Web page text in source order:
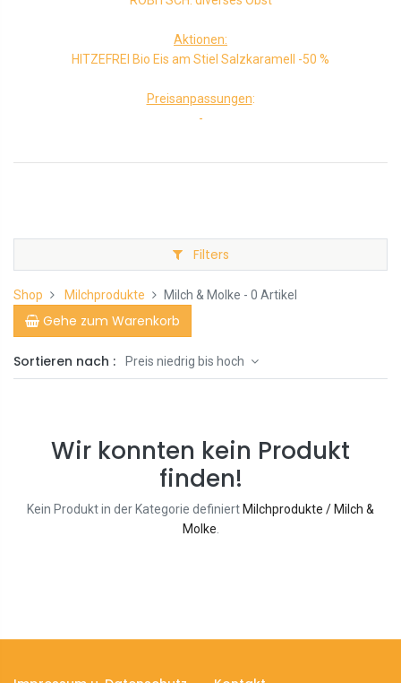
Aktionen:
HITZEFREI Bio Eis am Stiel Salzkaramell -50 %
Preisanpassungen:
-
Filters
Shop Milchprodukte Milch & Molke - 0 Artikel
Gehe zum Warenkorb
Sortieren nach : Preis niedrig bis hoch
Wir konnten kein Produkt
finden!
Kein Produkt in der Kategorie definiert Milchprodukte / Milch &
Molke